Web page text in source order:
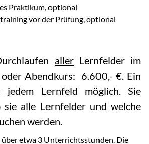
Praktikum, optional
vor der Prüfung, optional
aller Lernfelder im
Abendkurs: 6.600,- €. Ein
Lernfeld möglich. Sie
sie alle Lernfelder und welche
werden.
über etwa 3 Unterrichtsstunden. Die